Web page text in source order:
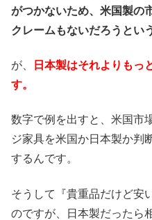
がつかないため、米国製の
クレームもないだろうとい
が、
日本製はそれよりもっ
す。
数字で例を出すと、米国市
ジ家具を米国か日本製か判
するんです。
そうして『貴重品だけど安
のですが、日本製だったら